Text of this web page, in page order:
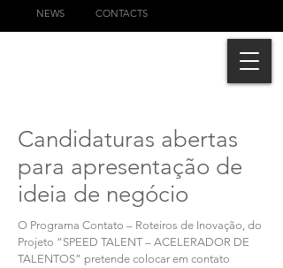
NEWS CONTACTS
Candidaturas abertas
para apresentação de
ideia de negócio
O Programa Contato – Roteiros de Inovação, do
Projeto “SPEED TALENT – ACELERADOR DE
TALENTOS” pretende colocar em contato